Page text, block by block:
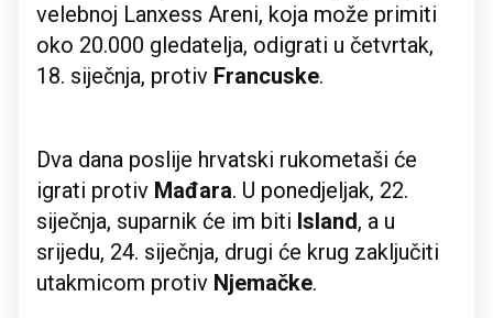
velebnoj Lanxess Areni, koja može primiti
oko 20.000 gledatelja, odigrati u četvrtak,
18. siječnja, protiv Francuske.
Dva dana poslije hrvatski rukometaši će
igrati protiv Mađara. U ponedjeljak, 22.
siječnja, suparnik će im biti Island, a u
srijedu, 24. siječnja, drugi će krug zaključiti
utakmicom protiv Njemačke.